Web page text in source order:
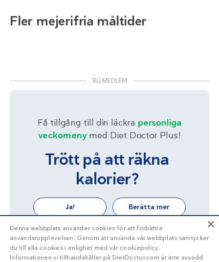
Fler mejerifria måltider
BLI MEDLEM
Få tillgång till din läckra personliga
veckomenymed Diet Doctor Plus!
Trött på att räkna
kalorier?
Ja! Berätta mer
×
Denna webbplats använder cookies för att förbättra
användarupplevelsen. Genom att använda vår webbplats samtycker
du till alla cookies i enlighet med vår cookiepolicy.
Informationen vi tillhandahåller på DietDoctor.com är inte avsedd